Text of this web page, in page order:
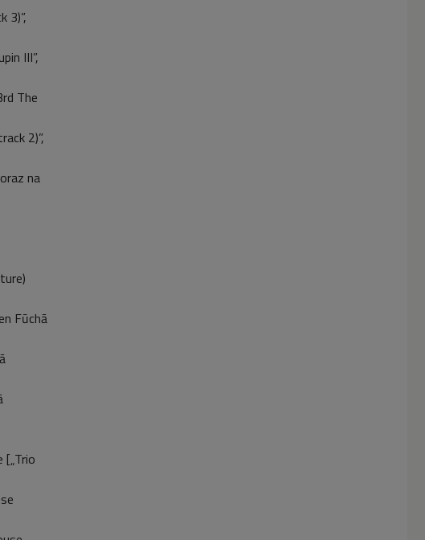
3)”,
III”,
The
2)”,
na
Fūchā